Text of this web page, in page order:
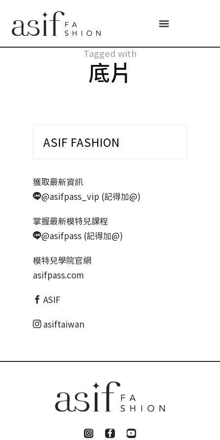
Tagged with
底片
ASIF FASHION
獲取最新資訊
@asifpass_vip (記得加@)
掌握最新模特兒課程
@asifpass (記得加@)
模特兒學院官網
asifpass.com
ASIF
asiftaiwan